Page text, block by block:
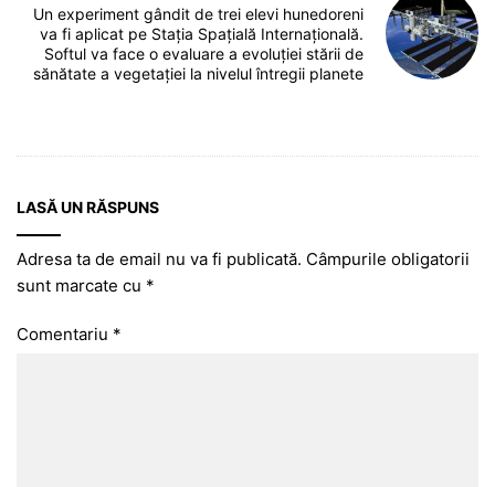
Un experiment gândit de trei elevi hunedoreni
va fi aplicat pe Staţia Spaţială Internațională.
Softul va face o evaluare a evoluţiei stării de
sănătate a vegetaţiei la nivelul întregii planete
LASĂ UN RĂSPUNS
Adresa ta de email nu va fi publicată. Câmpurile obligatorii
sunt marcate cu *
Comentariu *